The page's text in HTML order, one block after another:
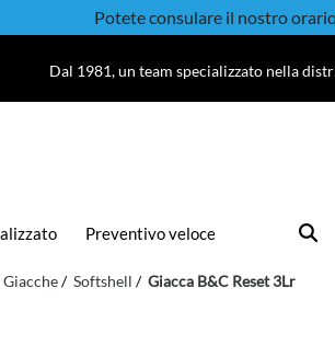
Potete consulare il nostro
Dal 1981, un team specializzato nella
Preventivo veloce
Giacche Softshell Giacca B&C Reset 3Lr